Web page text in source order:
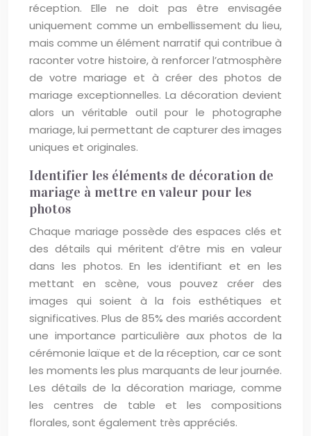
réception. Elle ne doit pas être envisagée
uniquement comme un embellissement du lieu,
mais comme un élément narratif qui contribue à
raconter votre histoire, à renforcer l’atmosphère
de votre mariage et à créer des photos de
mariage exceptionnelles. La décoration devient
alors un véritable outil pour le photographe
mariage, lui permettant de capturer des images
uniques et originales.
Identifier les éléments de décoration de
mariage à mettre en valeur pour les
photos
Chaque mariage possède des espaces clés et
des détails qui méritent d’être mis en valeur
dans les photos. En les identifiant et en les
mettant en scène, vous pouvez créer des
images qui soient à la fois esthétiques et
significatives. Plus de 85% des mariés accordent
une importance particulière aux photos de la
cérémonie laïque et de la réception, car ce sont
les moments les plus marquants de leur journée.
Les détails de la décoration mariage, comme
les centres de table et les compositions
florales, sont également très appréciés.